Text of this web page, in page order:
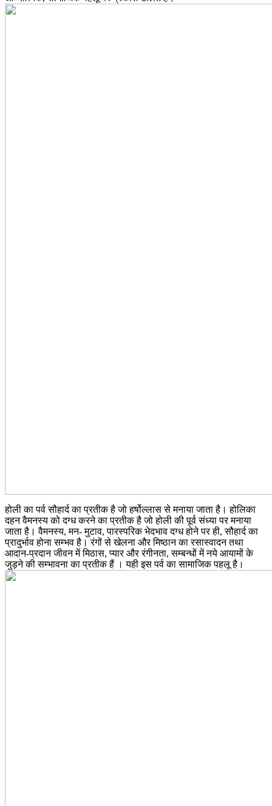
होली का पर्व सौहार्द का प्रतीक है जो हर्षोल्लास से मनाया जाता है। होलिका
दहन वैमनस्य को दग्ध करने का प्रतीक है जो होली की पूर्व संध्या पर मनाया
जाता है। वैमनस्य, मन- मुटाव, पारस्परिक भेदभाव दग्ध होने पर ही, सौहार्द का
प्रादुर्भाव होना सम्भव है। रंगों से खेलना और मिष्ठान का रसास्वादन तथा
आदान-प्रदान जीवन में मिठास, प्यार और रंगीनता, सम्बन्धों में नये आयामों के
जुड़ने की सम्भावना का प्रतीक हैं । यही इस पर्व का सामाजिक पहलू है।